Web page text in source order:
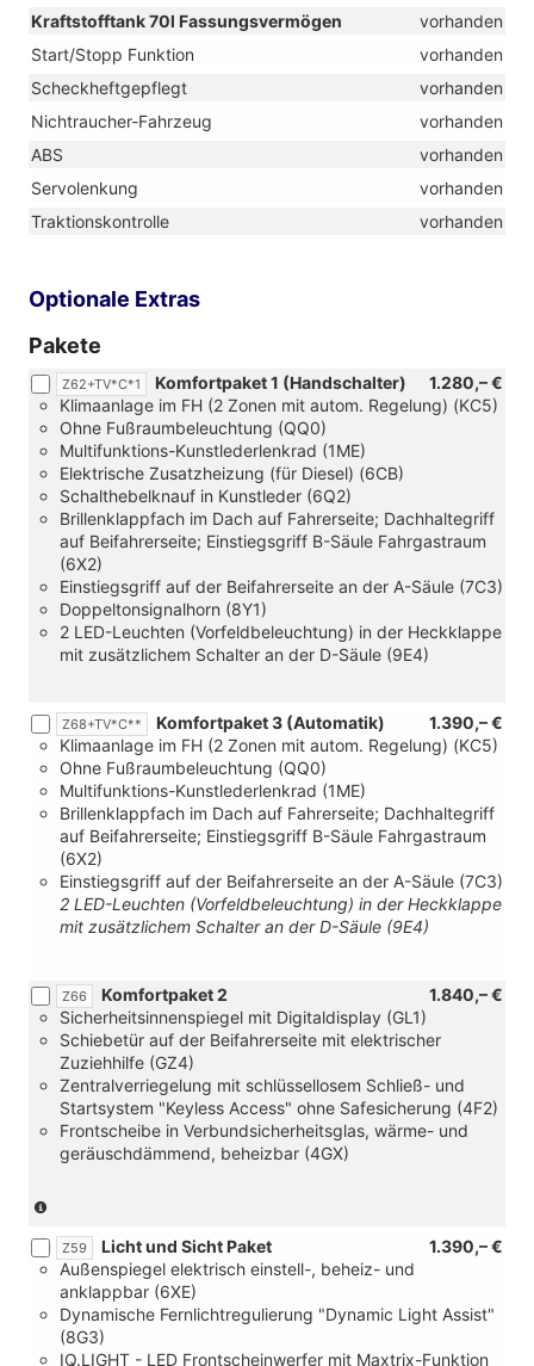
Kraftstofftank 70l Fassungsvermögen
vorhanden
Start/Stopp Funktion
vorhanden
Scheckheftgepflegt
vorhanden
Nichtraucher-Fahrzeug
vorhanden
ABS
vorhanden
Servolenkung
vorhanden
Traktionskontrolle
vorhanden
Optionale Extras
Pakete
Z62+TV*C*1 1.280,– €
Komfortpaket 1 (Handschalter)
Klimaanlage im FH (2 Zonen mit autom. Regelung) (KC5)
Ohne Fußraumbeleuchtung (QQ0)
Multifunktions-Kunstlederlenkrad (1ME)
Elektrische Zusatzheizung (für Diesel) (6CB)
Schalthebelknauf in Kunstleder (6Q2)
Brillenklappfach im Dach auf Fahrerseite; Dachhaltegriff
auf Beifahrerseite; Einstiegsgriff B-Säule Fahrgastraum
(6X2)
Einstiegsgriff auf der Beifahrerseite an der A-Säule (7C3)
Doppeltonsignalhorn (8Y1)
2 LED-Leuchten (Vorfeldbeleuchtung) in der Heckklappe
mit zusätzlichem Schalter an der D-Säule (9E4)
Z68+TV*C** 1.390,– €
Komfortpaket 3 (Automatik)
Klimaanlage im FH (2 Zonen mit autom. Regelung) (KC5)
Ohne Fußraumbeleuchtung (QQ0)
Multifunktions-Kunstlederlenkrad (1ME)
Brillenklappfach im Dach auf Fahrerseite; Dachhaltegriff
auf Beifahrerseite; Einstiegsgriff B-Säule Fahrgastraum
(6X2)
Einstiegsgriff auf der Beifahrerseite an der A-Säule (7C3)
2 LED-Leuchten (Vorfeldbeleuchtung) in der Heckklappe
mit zusätzlichem Schalter an der D-Säule (9E4)
Z66 1.840,– €
Komfortpaket 2
Sicherheitsinnenspiegel mit Digitaldisplay (GL1)
Schiebetür auf der Beifahrerseite mit elektrischer
Zuziehhilfe (GZ4)
Zentralverriegelung mit schlüssellosem Schließ- und
Startsystem "Keyless Access" ohne Safesicherung (4F2)
Frontscheibe in Verbundsicherheitsglas, wärme- und
geräuschdämmend, beheizbar (4GX)
Verbindung
mit
[Z59]
Licht
und
Z59 1.390,– €
Licht und Sicht Paket
Außenspiegel elektrisch einstell-, beheiz- und
anklappbar (6XE)
Dynamische Fernlichtregulierung "Dynamic Light Assist"
(8G3)
IQ.LIGHT - LED Frontscheinwerfer mit Maxtrix-Funktion